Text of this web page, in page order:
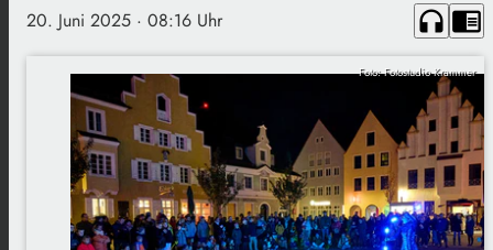
20. Juni 2025 · 08:16 Uhr headphones chrome_reader_mode
Foto: Fotostudio Krammer